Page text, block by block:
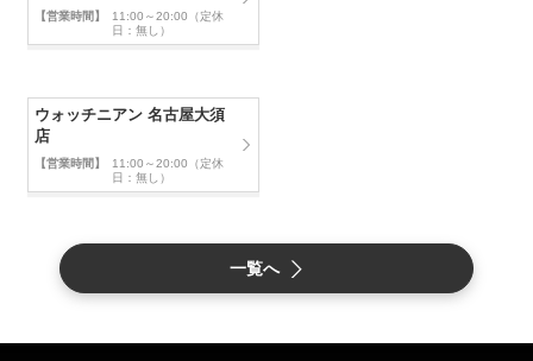
【営業時間】
11:00～20:00（定休
日：無し）
ウォッチニアン 名古屋大須
店
【営業時間】
11:00～20:00（定休
日：無し）
一覧へ